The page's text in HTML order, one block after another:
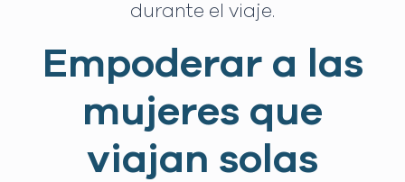
durante el viaje.
Empoderar a las
mujeres que
viajan solas